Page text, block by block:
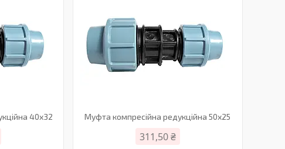
40х32 Муфта компресійна редукційна 50х25
311,50 ₴